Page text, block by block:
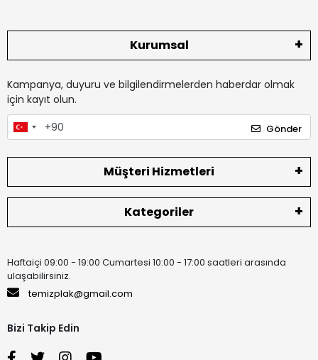
Kurumsal
Kampanya, duyuru ve bilgilendirmelerden haberdar olmak
için kayıt olun.
Gönder
Müşteri Hizmetleri
Kategoriler
Haftaiçi 09:00 - 19:00 Cumartesi 10:00 - 17:00 saatleri arasında
ulaşabilirsiniz.
temizplak@gmail.com
Bizi Takip Edin